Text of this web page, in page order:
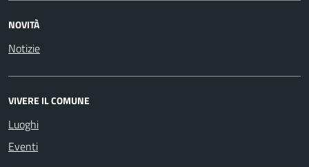
NOVITÀ
Notizie
VIVERE IL COMUNE
Luoghi
Eventi